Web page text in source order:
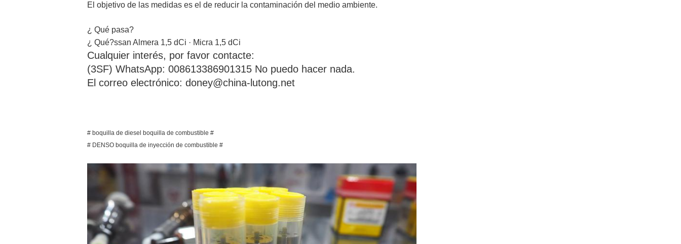
El objetivo de las medidas es el de reducir la contaminación del medio ambiente.
¿ Qué pasa?
¿ Qué?ssan Almera 1,5 dCi · Micra 1,5 dCi
Cualquier interés, por favor contacte:
(3SF) WhatsApp: 008613386901315 No puedo hacer nada.
El correo electrónico: doney@china-lutong.net
# boquilla de diesel boquilla de combustible #
# DENSO boquilla de inyección de combustible #